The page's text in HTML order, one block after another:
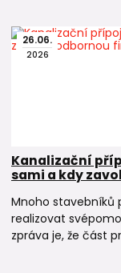
26.06.
2026
Kanalizační
sami a kdy
Mnoho stavebníků
realizovat
zpráva je, že část